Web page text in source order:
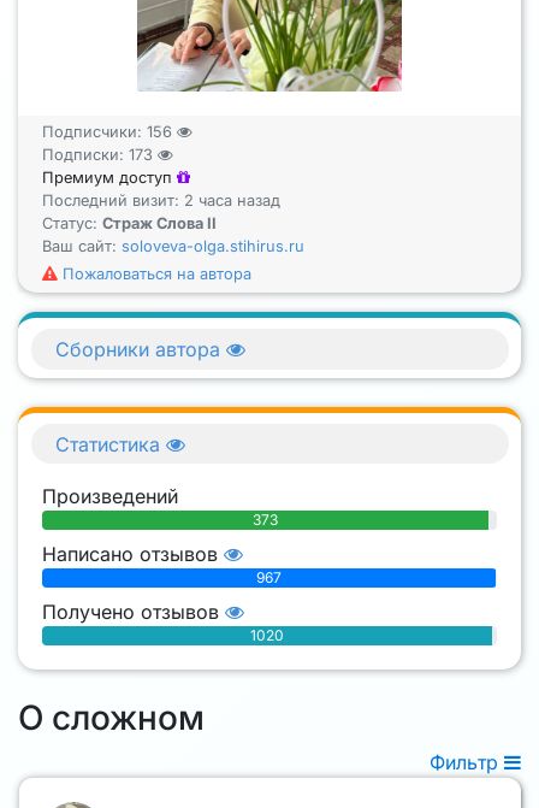
Подписчики: 156
Подписки: 173
Премиум доступ
Последний визит: 2 часа назад
Статус: Страж Слова II
Ваш сайт: soloveva-olga.stihirus.ru
Пожаловаться на автора
О сложном
Фильтр
Сборники автора
Статистика
Произведений
373
Написано отзывов
967
Получено отзывов
1020